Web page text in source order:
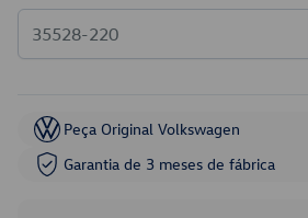
Peça Original Volkswagen
Garantia de 3 meses de fábrica